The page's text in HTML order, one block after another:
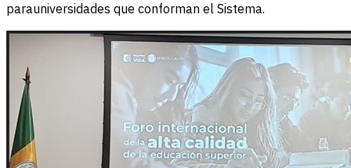
parauniversidades que conforman el Sistema.